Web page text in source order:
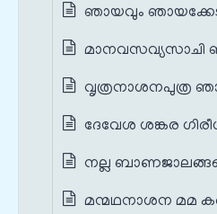
ഞായവും
മാനവസവ്യസാചി
വൃത്രനാശനപുത്ര
ദേവേശ ശങ്കര
നല്ല
മന്മഥനാശന മമ